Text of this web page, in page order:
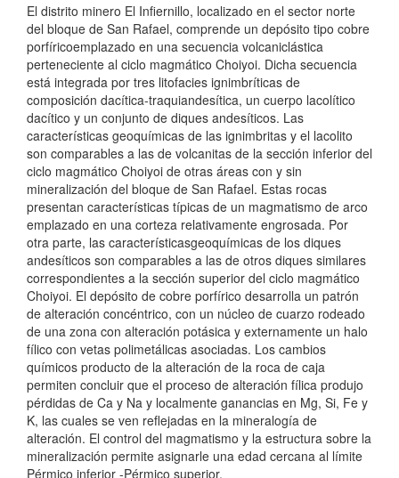
El distrito minero El Infiernillo, localizado en el sector norte
del bloque de San Rafael, comprende un depósito tipo cobre
porfíricoemplazado en una secuencia volcaniclástica
perteneciente al ciclo magmático Choiyoi. Dicha secuencia
está integrada por tres litofacies ignimbríticas de
composición dacítica-traquiandesítica, un cuerpo lacolítico
dacítico y un conjunto de diques andesíticos. Las
características geoquímicas de las ignimbritas y el lacolito
son comparables a las de volcanitas de la sección inferior del
ciclo magmático Choiyoi de otras áreas con y sin
mineralización del bloque de San Rafael. Estas rocas
presentan características típicas de un magmatismo de arco
emplazado en una corteza relativamente engrosada. Por
otra parte, las característicasgeoquímicas de los diques
andesíticos son comparables a las de otros diques similares
correspondientes a la sección superior del ciclo magmático
Choiyoi. El depósito de cobre porfírico desarrolla un patrón
de alteración concéntrico, con un núcleo de cuarzo rodeado
de una zona con alteración potásica y externamente un halo
fílico con vetas polimetálicas asociadas. Los cambios
químicos producto de la alteración de la roca de caja
permiten concluir que el proceso de alteración fílica produjo
pérdidas de Ca y Na y localmente ganancias en Mg, Si, Fe y
K, las cuales se ven reflejadas en la mineralogía de
alteración. El control del magmatismo y la estructura sobre la
mineralización permite asignarle una edad cercana al límite
Pérmico inferior -Pérmico superior.